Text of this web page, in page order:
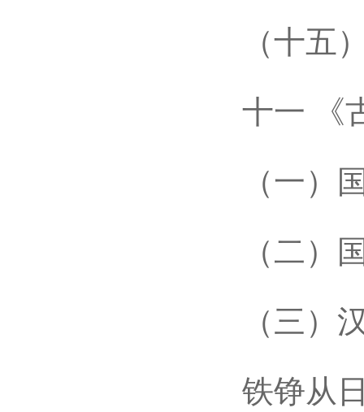
（十五）
十一 《古
（一）国
（二）国
（三）汉
铁铮从日